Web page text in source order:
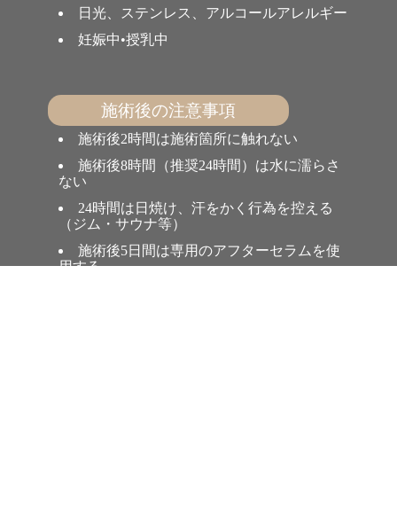
日光、ステンレス、アルコールアレルギー
妊娠中•授乳中
施術後の注意事項
施術後2時間は施術箇所に触れない
施術後8時間（推奨24時間）は水に濡らさ
ない
24時間は日焼け、汗をかく行為を控える
（ジム・サウナ等）
施術後5日間は専用のアフターセラムを使
用する